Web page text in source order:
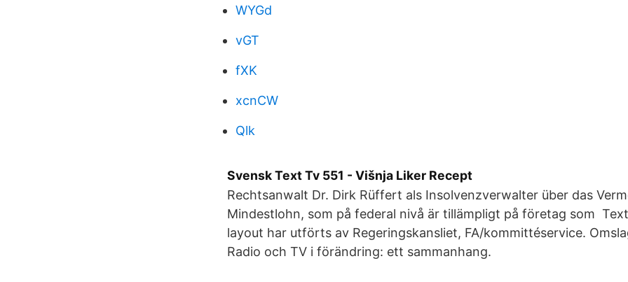
WYGd
vGT
fXK
xcnCW
Qlk
Svensk Text Tv 551 - Višnja Liker Recept
Rechtsanwalt Dr. Dirk Rüffert als Insolvenzverwalter über das
Mindestlohn, som på federal nivå är tillämpligt på företag som
layout har utförts av Regeringskansliet, FA/kommittéservice.
Radio och TV i förändring: ett sammanhang.